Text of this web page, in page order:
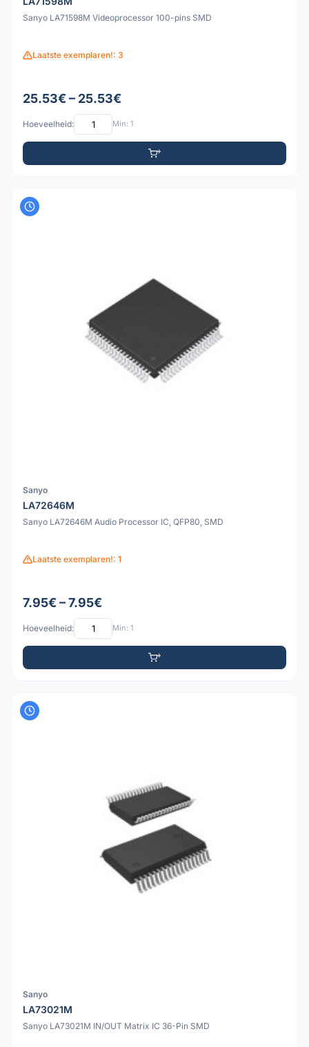
Sanyo LA71598M Videoprocessor 100-pins SMD
Laatste exemplaren!: 3
25.53€ – 25.53€
Hoeveelheid: Min: 1
Sanyo
LA72646M
Sanyo LA72646M Audio Processor IC, QFP80, SMD
Laatste exemplaren!: 1
7.95€ – 7.95€
Hoeveelheid: Min: 1
Sanyo
LA73021M
Sanyo LA73021M IN/OUT Matrix IC 36-Pin SMD